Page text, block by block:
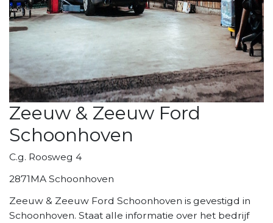
Zeeuw & Zeeuw Ford
Schoonhoven
C.g. Roosweg 4
2871MA Schoonhoven
Zeeuw & Zeeuw Ford Schoonhoven is gevestigd in
Schoonhoven. Staat alle informatie over het bedrijf